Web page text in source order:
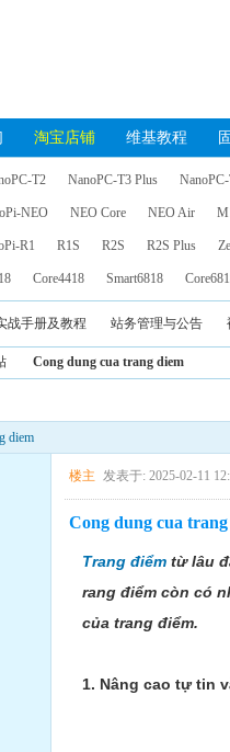
淘宝店铺 维基教程
T2 NanoPC-T3 Plus
NEO NEO Core NEO Air
R1 R1S R2S R2S Plus
Core4418 Smart6818
战手册及教程 站务管理与公告
Cong dung cua trang diem
diem
楼主 发表于: 2025-02-11
Cong dung cua
Trang điểm từ lâu
rang điểm còn có
của trang điểm.
1. Nâng cao tự tin